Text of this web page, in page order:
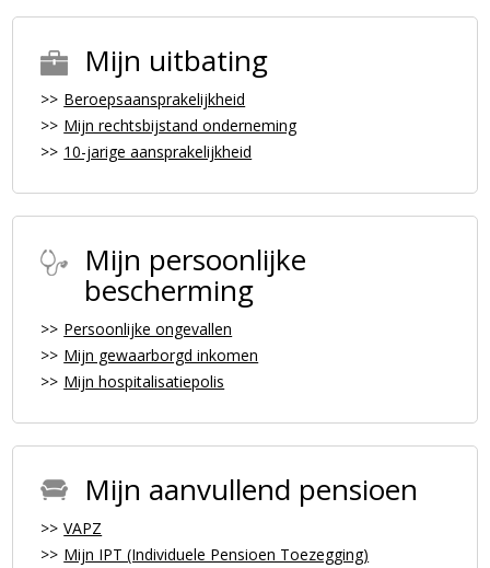
Mijn uitbating
Beroepsaansprakelijkheid
Mijn rechtsbijstand onderneming
10-jarige aansprakelijkheid
Mijn persoonlijke
bescherming
Persoonlijke ongevallen
Mijn gewaarborgd inkomen
Mijn hospitalisatiepolis
Mijn aanvullend pensioen
VAPZ
Mijn IPT (Individuele Pensioen Toezegging)